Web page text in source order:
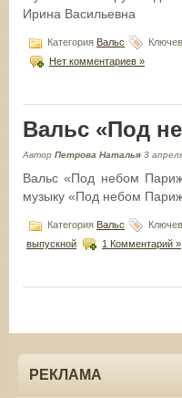
Ирина Васильевна
Категория Вальс
Нет комментариев »
Вальс «Под
Автор Петрова Наталья 3
Вальс «Под небом
музыку «Под небом
Категория Вальс
выпускной
1 Комментарий »
РЕКЛАМА